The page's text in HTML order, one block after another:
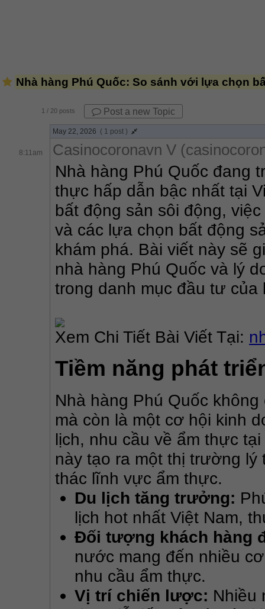
Nhà hàng Phú Quốc: So sánh với lựa chọn
1 / 20 posts Post a new Topic
May 22, 2026 ( 1 post )
8:11am Casinocoronavn V
Nhà hàng Phú Quốc đang
thực hấp dẫn bậc nhất tại
bất động sản sôi động,
và các lựa chọn bất động
khám phá. Bài viết này sẽ
nhà hàng Phú Quốc và lý
trong danh mục đầu tư của
Xem Chi Tiết Bài Viết Tại:
Tiềm năng phát
Nhà hàng Phú Quốc
mà còn là một cơ hội kinh
lịch, nhu cầu về ẩm thực
này tạo ra một thị trường
thác lĩnh vực ẩm thực.
Du lịch tăng trưởng:
lịch hot nhất Việt Nam,
Đối tượng khách hàng
nước mang đến nhiều
nhu cầu ẩm thực.
Vị trí chiến lược: Nhiều